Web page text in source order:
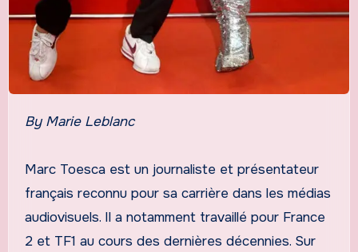
By Marie Leblanc
Marc Toesca est un journaliste et présentateur
français reconnu pour sa carrière dans les médias
audiovisuels. Il a notamment travaillé pour France
2 et TF1 au cours des dernières décennies. Sur